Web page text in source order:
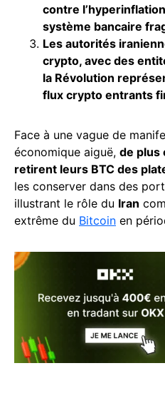
contre
système bancaire
Les autorités
crypto, avec des
la Révolution
flux crypto entrants
Face à une vague de
économique aiguë, de plus
retirent leurs BTC des
les conserver dans des
illustrant le rôle du Iran
extrême du Bitcoin en